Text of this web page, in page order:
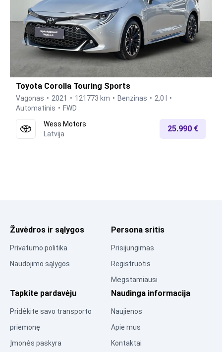
Toyota Corolla Touring Sports
Vagonas 2021 121773 km Benzinas
2,0 l
Automatinis
FWD
Wess Motors
Latvija
25.990 €
Žuvėdros ir sąlygos
Privatumo politika
Naudojimo sąlygos
Persona sritis
Prisijungimas
Registruotis
Mėgstamiausi
Tapkite pardavėju
Pridėkite savo transporto
priemonę
Įmonės paskyra
Naudinga informacija
Naujienos
Apie mus
Kontaktai